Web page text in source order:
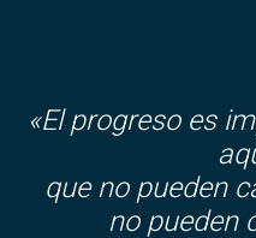
«El progreso es
que no pueden
no pueden